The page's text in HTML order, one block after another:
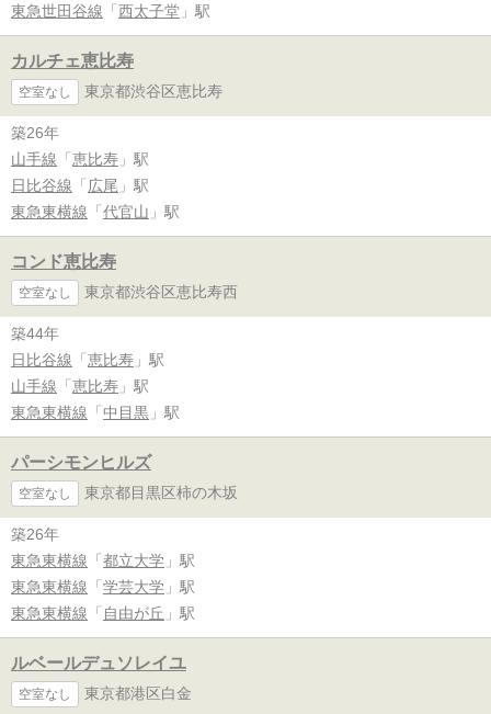
東急世田谷線 「 西太子堂 」駅
カルチェ恵比寿
空室なし 東京都渋谷区恵比寿
築26年
山手線 「 恵比寿 」駅
日比谷線 「 広尾 」駅
東急東横線 「 代官山 」駅
コンド恵比寿
空室なし 東京都渋谷区恵比寿西
築44年
日比谷線 「 恵比寿 」駅
山手線 「 恵比寿 」駅
東急東横線 「 中目黒 」駅
パーシモンヒルズ
空室なし 東京都目黒区柿の木坂
築26年
東急東横線 「 都立大学 」駅
東急東横線 「 学芸大学 」駅
東急東横線 「 自由が丘 」駅
ルベールデュソレイユ
空室なし 東京都港区白金